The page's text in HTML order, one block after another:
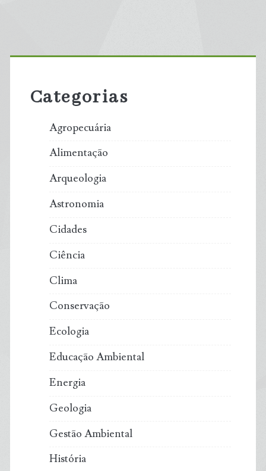
Primary
Sidebar
Categorias
Agropecuária
Alimentação
Arqueologia
Astronomia
Cidades
Ciência
Clima
Conservação
Ecologia
Educação Ambiental
Energia
Geologia
Gestão Ambiental
História